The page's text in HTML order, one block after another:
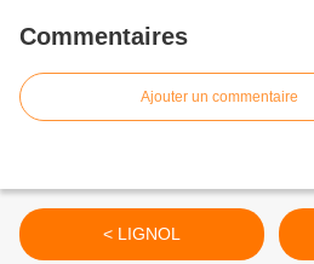
Commentaires
Ajouter un commentaire
< LIGNOL